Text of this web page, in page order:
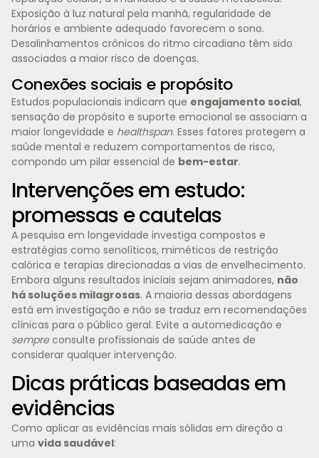
Exposição à luz natural pela manhã, regularidade de
horários e ambiente adequado favorecem o sono.
Desalinhamentos crônicos do ritmo circadiano têm sido
associados a maior risco de doenças.
Conexões sociais e propósito
Estudos populacionais indicam que engajamento social,
sensação de propósito e suporte emocional se associam a
maior longevidade e healthspan. Esses fatores protegem a
saúde mental e reduzem comportamentos de risco,
compondo um pilar essencial de bem-estar.
Intervenções em estudo:
promessas e cautelas
A pesquisa em longevidade investiga compostos e
estratégias como senolíticos, miméticos de restrição
calórica e terapias direcionadas a vias de envelhecimento.
Embora alguns resultados iniciais sejam animadores, não
há soluções milagrosas. A maioria dessas abordagens
está em investigação e não se traduz em recomendações
clínicas para o público geral. Evite a automedicação e
sempreconsulte profissionais de saúde antes de
considerar qualquer intervenção.
Dicas práticas baseadas em
evidências
Como aplicar as evidências mais sólidas em direção a
uma vida saudável: